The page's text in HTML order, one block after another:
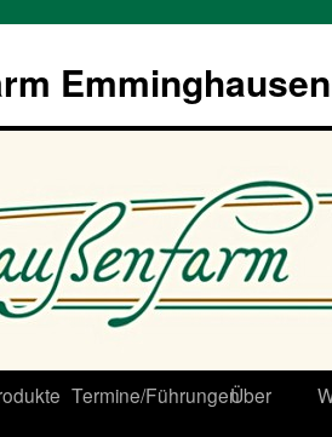
Emminghausen
Termine/FührungenÜber